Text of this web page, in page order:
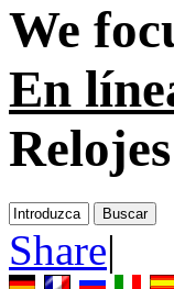
We
En
Share|